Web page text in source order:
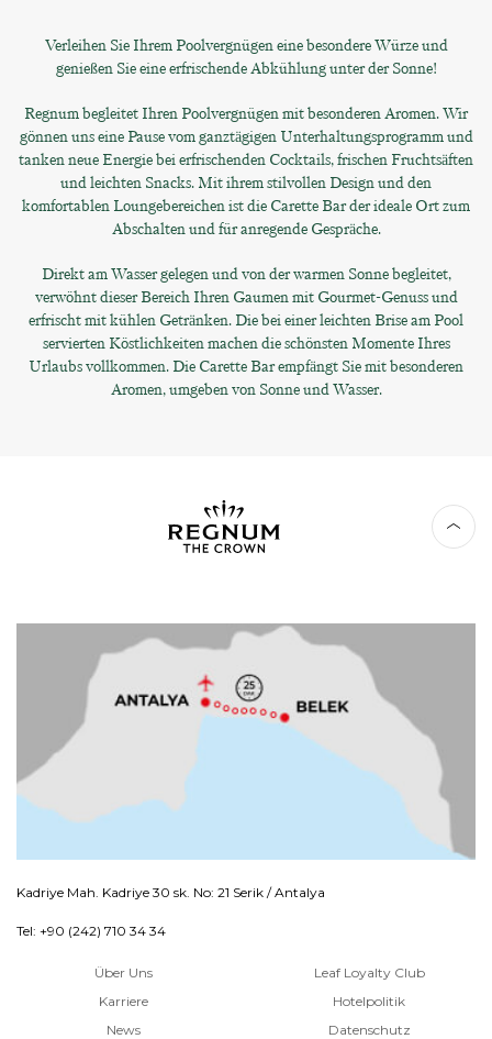
Verleihen Sie Ihrem Poolvergnügen eine besondere Würze und
genießen Sie eine erfrischende Abkühlung unter der Sonne!
Regnum begleitet Ihren Poolvergnügen mit besonderen Aromen. Wir
gönnen uns eine Pause vom ganztägigen Unterhaltungsprogramm und
tanken neue Energie bei erfrischenden Cocktails, frischen Fruchtsäften
und leichten Snacks. Mit ihrem stilvollen Design und den
komfortablen Loungebereichen ist die Carette Bar der ideale Ort zum
Abschalten und für anregende Gespräche.
Direkt am Wasser gelegen und von der warmen Sonne begleitet,
verwöhnt dieser Bereich Ihren Gaumen mit Gourmet-Genuss und
erfrischt mit kühlen Getränken. Die bei einer leichten Brise am Pool
servierten Köstlichkeiten machen die schönsten Momente Ihres
Urlaubs vollkommen. Die Carette Bar empfängt Sie mit besonderen
Aromen, umgeben von Sonne und Wasser.
Kadriye Mah. Kadriye 30 sk. No: 21 Serik / Antalya
Tel: +90 (242) 710 34 34
Über Uns
Karriere
News
Leaf Loyalty Club
Hotelpolitik
Datenschutz